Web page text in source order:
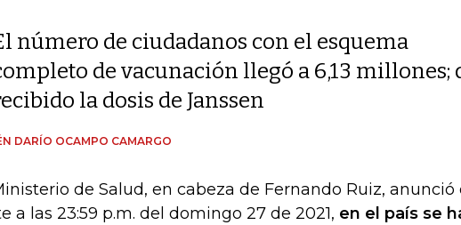
número de ciudadanos con el esquema
de vacunación llegó a 6,13 millones;
la dosis de Janssen
DARÍO OCAMPO CAMARGO
de Salud, en cabeza de Fernando Ruiz, anunció
a las 23:59 p.m. del domingo 27 de 2021, en el país se